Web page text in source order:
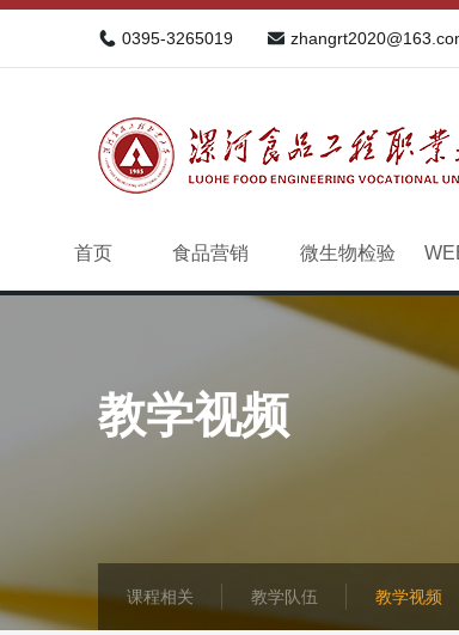
0395-3265019
首页 食品营销 微生物检验
教学视频
课程相关 教学队伍 教学视频